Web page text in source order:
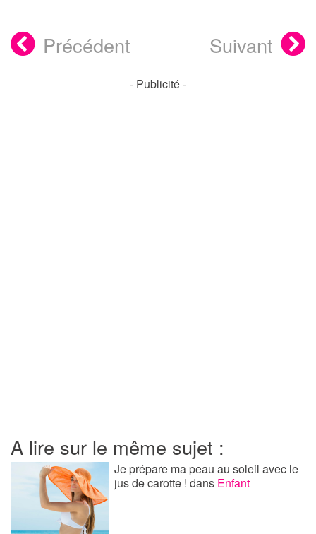
Précédent Suivant
- Publicité -
A lire sur le même sujet :
Je prépare ma peau au soleil avec le
jus de carotte !dans Enfant